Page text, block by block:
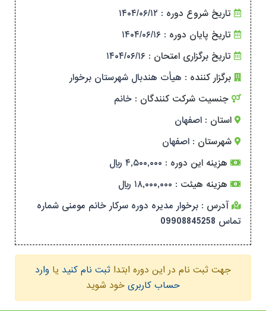
تاریخ شروع دوره : ۱۴۰۴/۰۶/۱۲
تاریخ پایان دوره : ۱۴۰۴/۰۶/۱۶
تاریخ برگزاری امتحان : ۱۴۰۴/۰۶/۱۶
برگزار کننده : هیأت هندبال شهرستان برخوار
جنسیت شرکت کنندگان : خانم
استان : اصفهان
شهرستان : اصفهان
هزینه این دوره : ۴,۵۰۰,۰۰۰ ریال
هزینه هیئت : ۱۸,۰۰۰,۰۰۰ ریال
آدرس : برخوار مدیره دوره سرکار خانم مومنی شماره
تماس 09908845258
جهت ثبت نام در این دوره ابتدا ثبت نام کنید یا وارد
حساب کاربری خود شوید